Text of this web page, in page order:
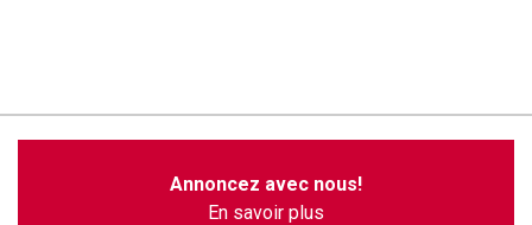
Annoncez avec nous!
En savoir plus